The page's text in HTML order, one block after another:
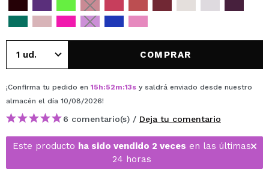
COMPRAR
¡Confirma tu pedido en 15h:52m:13s y saldrá enviado desde nuestro
almacén el día 10/08/2026!
6 comentario(s) / Deja tu comentario
Este producto ha sido vendido 2 veces en las últimas
24 horas